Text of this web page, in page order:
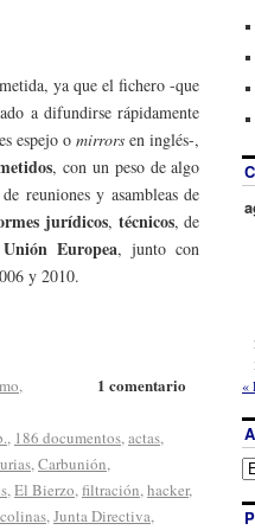
ya que el fichero -que
a difundirse rápidamente
espejo omirrors en inglés-,
, con un peso de algo
reuniones y asambleas de
jurídicos, técnicos, de
Unión Europea, junto con
y 2010.
1 comentario
,
, 186 documentos,actas,
,Carbunión,
,El Bierzo,filtración,hacker,
,Junta Directiva,
«